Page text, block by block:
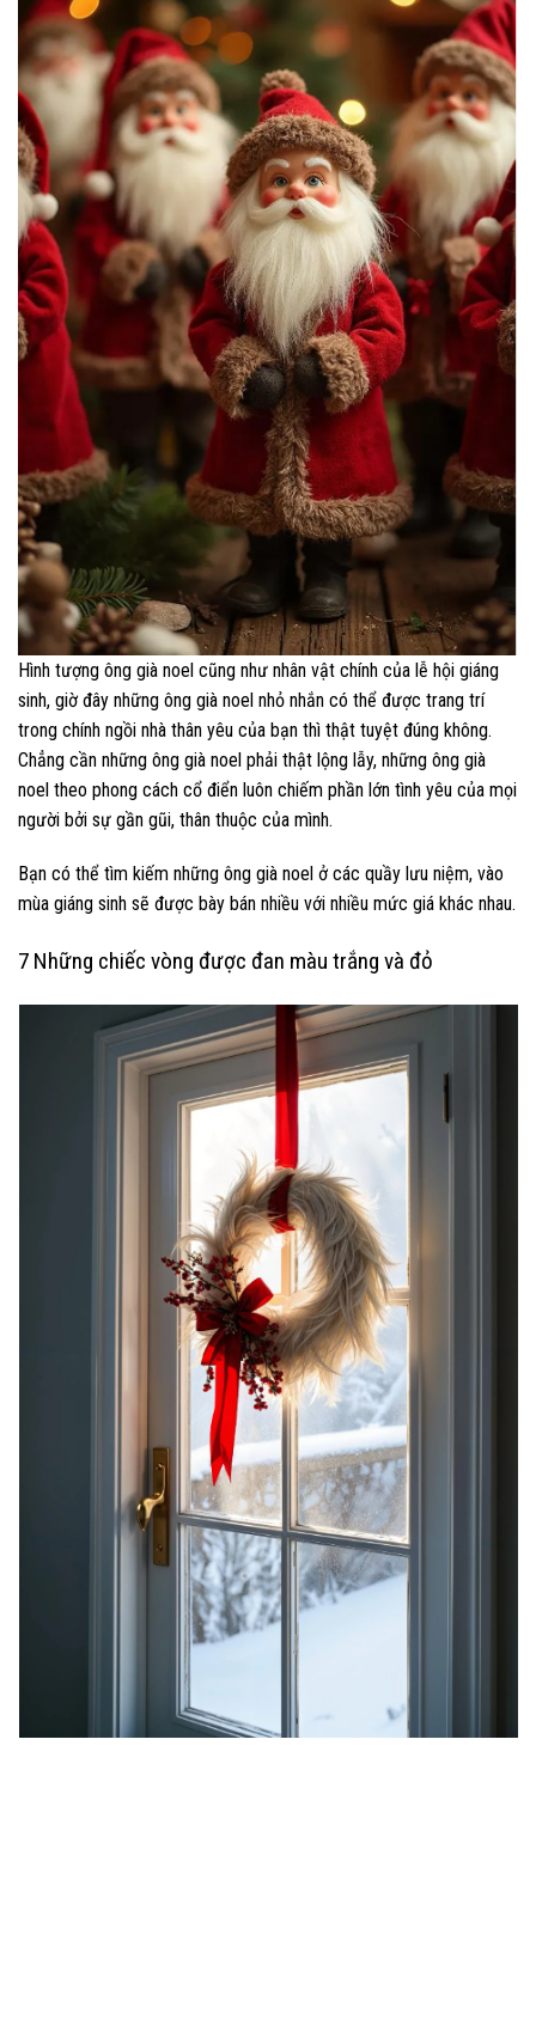
Hình tượng ông già noel cũng như nhân vật chính của lễ hội giáng
sinh, giờ đây những ông già noel nhỏ nhắn có thể được trang trí
trong chính ngồi nhà thân yêu của bạn thì thật tuyệt đúng không.
Chẳng cần những ông già noel phải thật lộng lẫy, những ông già
noel theo phong cách cổ điển luôn chiếm phần lớn tình yêu của mọi
người bởi sự gần gũi, thân thuộc của mình.
Bạn có thể tìm kiếm những ông già noel ở các quầy lưu niệm, vào
mùa giáng sinh sẽ được bày bán nhiều với nhiều mức giá khác nhau.
7 Những chiếc vòng được đan màu trắng và đỏ